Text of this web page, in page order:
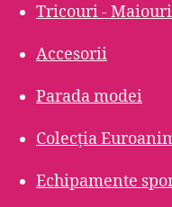
Tricouri - Maiouri
Accesorii
Parada modei
Colecția
Echipamente